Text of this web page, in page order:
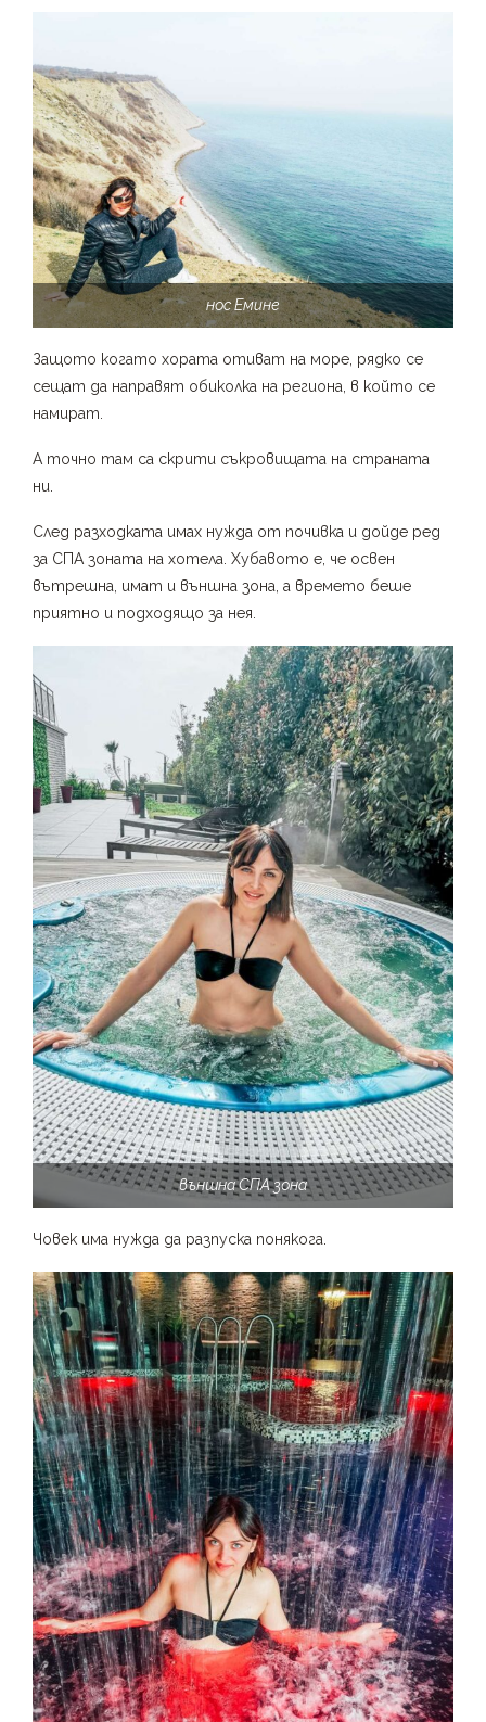
нос Емине
Защото когато хората отиват на море, рядко се
сещат да направят обиколка на региона, в който се
намират.
А точно там са скрити съкровищата на страната
ни.
След разходката имах нужда от почивка и дойде ред
за СПА зоната на хотела. Хубавото е, че освен
вътрешна, имат и външна зона, а времето беше
приятно и подходящо за нея.
външна СПА зона
Човек има нужда да разпуска понякога.